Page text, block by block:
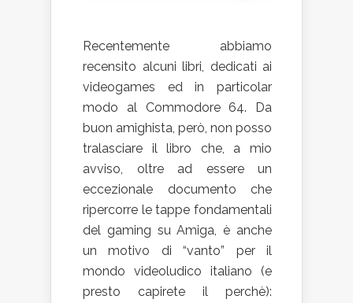
Recentemente abbiamo
recensito alcuni libri, dedicati ai
videogames ed in particolar
modo al Commodore 64. Da
buon amighista, però, non posso
tralasciare il libro che, a mio
avviso, oltre ad essere un
eccezionale documento che
ripercorre le tappe fondamentali
del gaming su Amiga, è anche
un motivo di “vanto” per il
mondo videoludico italiano (e
presto capirete il perchè):